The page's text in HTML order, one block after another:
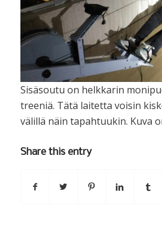
Sisäsoutu on helkkarin
treeniä. Tätä laitetta voisin
välillä näin tapahtuukin. Kuva
Share this entry